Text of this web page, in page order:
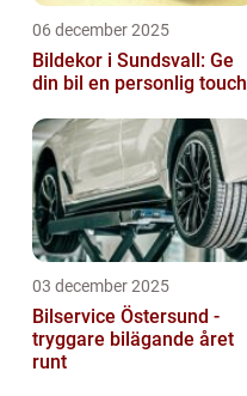
06 december 2025
Bildekor i Sundsvall: Ge
din bil en personlig touch
03 december 2025
Bilservice Östersund -
tryggare bilägande året
runt